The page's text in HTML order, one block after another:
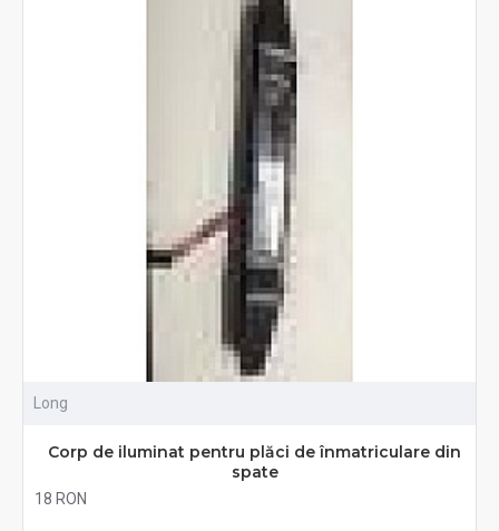
Long
Corp de iluminat pentru plăci de înmatriculare din
spate
18 RON